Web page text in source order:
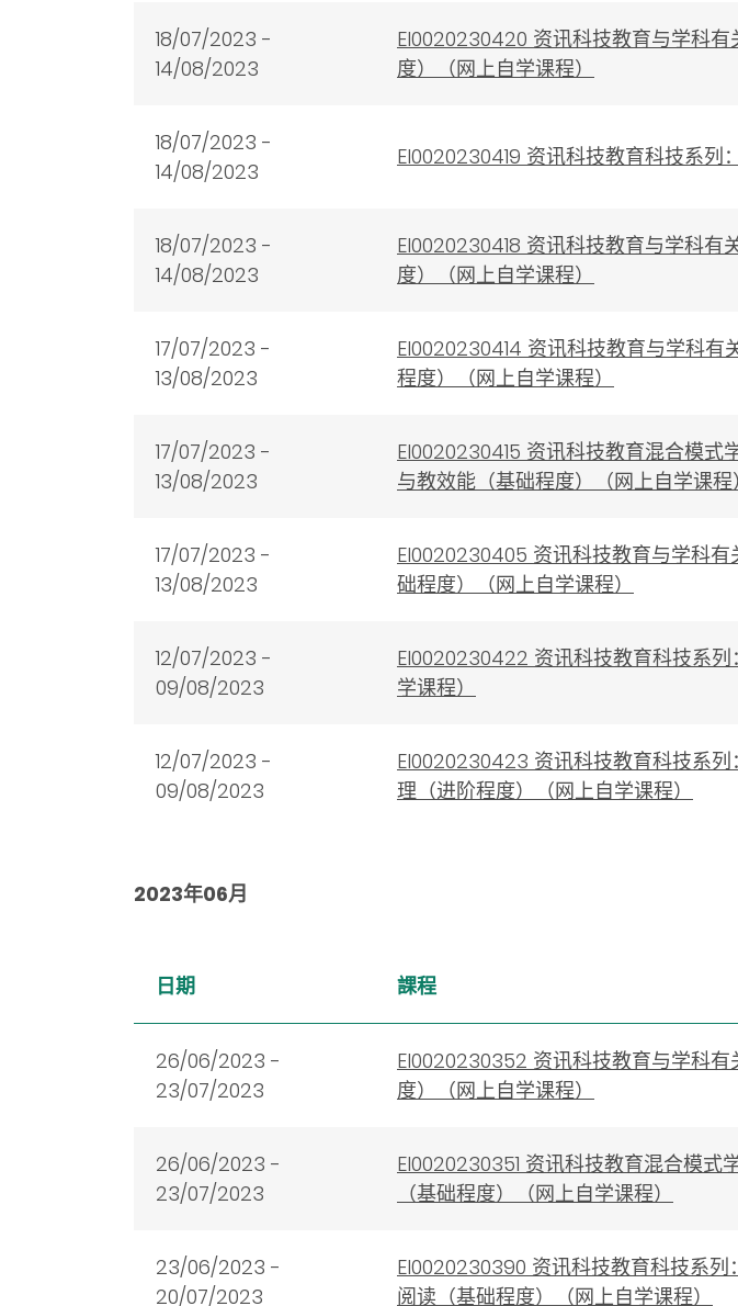
18/07/2023 -
14/08/2023
EI0020230420 资讯科技教育与学科
度）（网上自学课程）
18/07/2023 -
14/08/2023
EI0020230419 资讯科技教育科技系列
18/07/2023 -
14/08/2023
EI0020230418 资讯科技教育与学科
度）（网上自学课程）
17/07/2023 -
13/08/2023
EI0020230414 资讯科技教育与学科
程度）（网上自学课程）
17/07/2023 -
13/08/2023
EI0020230415 资讯科技教育混合模
与教效能（基础程度）（网上自学课程）
17/07/2023 -
13/08/2023
EI0020230405 资讯科技教育与学科
础程度）（网上自学课程）
12/07/2023 -
09/08/2023
EI0020230422 资讯科技教育科技系
学课程）
12/07/2023 -
09/08/2023
EI0020230423 资讯科技教育科技系
理（进阶程度）（网上自学课程）
2023年06月
日期 課程
26/06/2023 -
23/07/2023
EI0020230352 资讯科技教育与学科
度）（网上自学课程）
26/06/2023 -
23/07/2023
EI0020230351 资讯科技教育混合模
（基础程度）（网上自学课程）
23/06/2023 -
20/07/2023
EI0020230390 资讯科技教育科技系
阅读（基础程度）（网上自学课程）